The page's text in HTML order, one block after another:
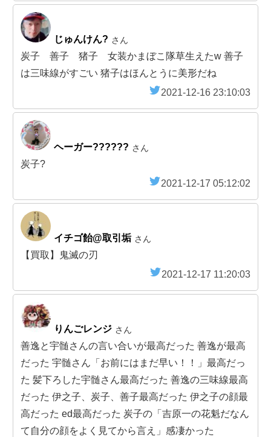
じゅんけん? さん
炭子 善子 猪子 女装かまぼこ隊草生えたw 善子
は三味線がすごい 猪子はほんとうに美形だね
2021-12-16 23:10:03
ヘーガー?????? さん
炭子?
2021-12-17 05:12:02
イチゴ飴@取引垢 さん
【買取】鬼滅の刃
2021-12-17 11:20:03
りんごレンジ さん
善逸と宇髄さんの言い合いが最高だった 善逸が最高
だった 宇髄さん「お前にはまだ早い！！」最高だっ
た 髪下ろした宇髄さん最高だった 善逸の三味線最高
だった 伊之子、炭子、善子最高だった 伊之子の顔最
高だった ed最高だった 炭子の「吉原一の花魁だなん
て自分の顔をよく見てから言え」感凄かった